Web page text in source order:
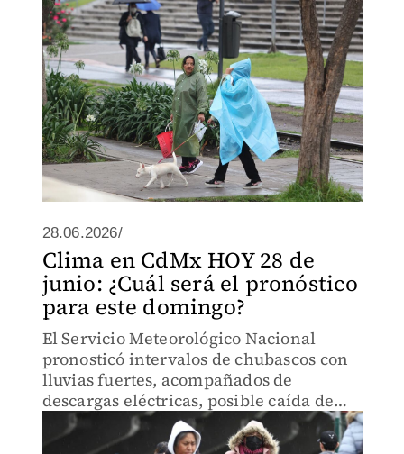
28.06.2026/
Clima en CdMx HOY 28 de
junio: ¿Cuál será el pronóstico
para este domingo?
El Servicio Meteorológico Nacional
pronosticó intervalos de chubascos con
lluvias fuertes, acompañados de
descargas eléctricas, posible caída de
granizo y rachas de viento de hasta 50
km/h